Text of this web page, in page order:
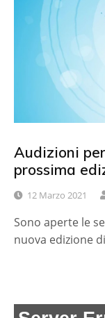
Audizioni
prossima
12 Marzo 2021
Sono aperte le
nuova edizione